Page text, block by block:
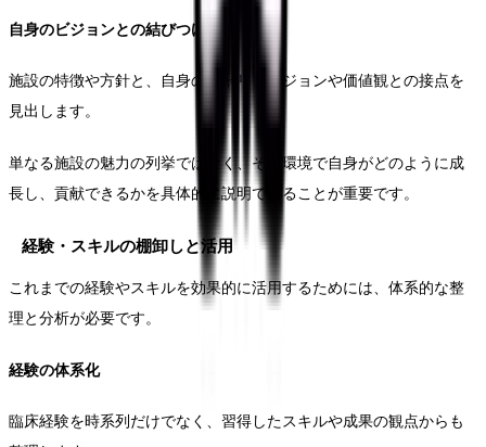
自身のビジョンとの結びつけ
施設の特徴や方針と、自身のキャリアビジョンや価値観との接点を
見出します。
単なる施設の魅力の列挙ではなく、その環境で自身がどのように成
長し、貢献できるかを具体的に説明できることが重要です。
経験・スキルの棚卸しと活用
これまでの経験やスキルを効果的に活用するためには、体系的な整
理と分析が必要です。
経験の体系化
臨床経験を時系列だけでなく、習得したスキルや成果の観点からも